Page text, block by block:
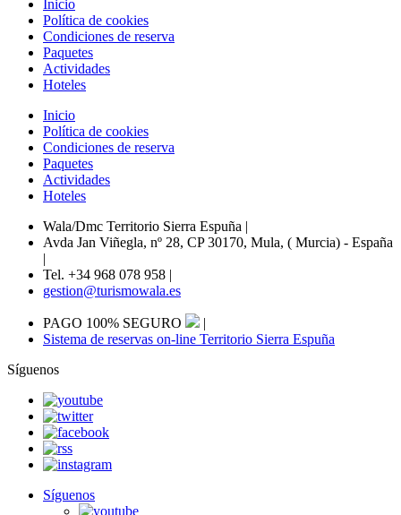
Inicio
Política de cookies
Condiciones de reserva
Paquetes
Actividades
Hoteles
Inicio
Política de cookies
Condiciones de reserva
Paquetes
Actividades
Hoteles
Wala/Dmc Territorio Sierra Espuña |
Avda Jan Viñegla, nº 28, CP 30170, Mula, ( Murcia) - España
|
Tel. +34 968 078 958 |
gestion@turismowala.es
PAGO 100% SEGURO
|
Sistema de reservas on-line Territorio Sierra Espuña
Síguenos
Síguenos